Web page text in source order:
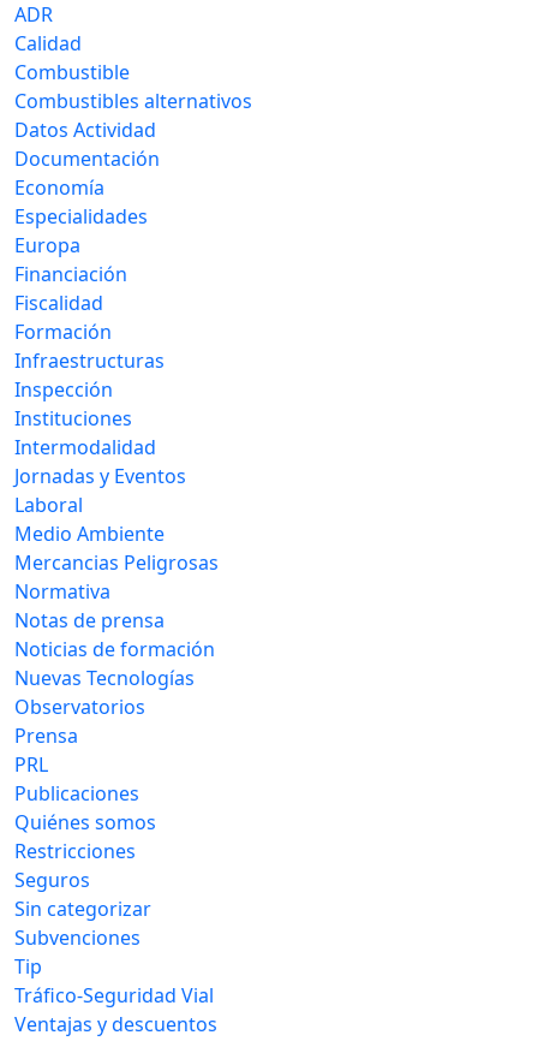
ADR
Calidad
Combustible
Combustibles alternativos
Datos Actividad
Documentación
Economía
Especialidades
Europa
Financiación
Fiscalidad
Formación
Infraestructuras
Inspección
Instituciones
Intermodalidad
Jornadas y Eventos
Laboral
Medio Ambiente
Mercancias Peligrosas
Normativa
Notas de prensa
Noticias de formación
Nuevas Tecnologías
Observatorios
Prensa
PRL
Publicaciones
Quiénes somos
Restricciones
Seguros
Sin categorizar
Subvenciones
Tip
Tráfico-Seguridad Vial
Ventajas y descuentos